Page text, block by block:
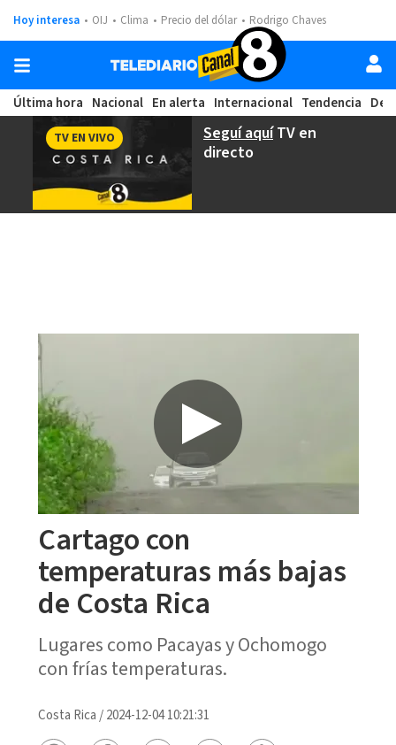
Hoy interesa OIJ Clima Precio del dólar Rodrigo Chaves
Última hora Nacional En alerta Internacional Tendencia
Seguí aquíTV en
directo
TV EN VIVO
Cartago con
temperaturas más bajas
de Costa Rica
Lugares como Pacayas y Ochomogo
con frías temperaturas.
Costa Rica /2024-12-04 10:21:31